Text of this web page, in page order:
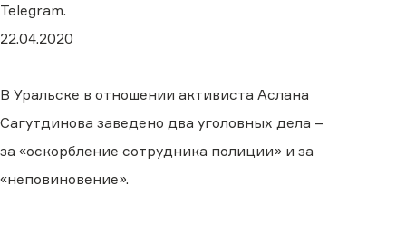
Telegram.
22.04.2020
В Уральске в отношении активиста Аслана
Сагутдинова заведено два уголовных дела –
за «оскорбление сотрудника полиции» и за
«неповиновение».